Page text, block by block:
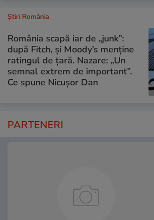
Știri România
România scapă iar de „junk”:
după Fitch, și Moody’s menține
ratingul de țară. Nazare: „Un
semnal extrem de important”.
Ce spune Nicușor Dan
PARTENERI